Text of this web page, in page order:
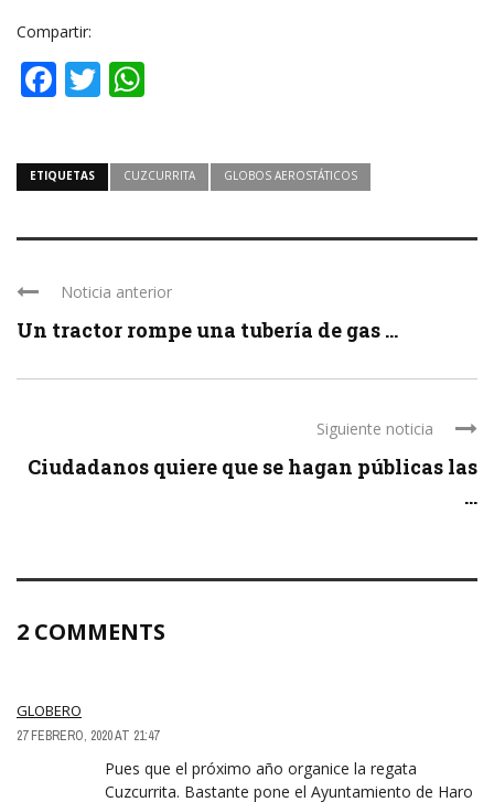
Compartir:
Facebook
Twitter
ETIQUETAS CUZCURRITA GLOBOS AEROSTÁTICOS
Noticia anterior
Un tractor rompe una tubería de gas ...
Siguiente noticia
Ciudadanos quiere que se hagan públicas las
...
2 COMMENTS
GLOBERO
27 FEBRERO, 2020 AT 21:47
Pues que el próximo año organice la regata
Cuzcurrita. Bastante pone el Ayuntamiento de Haro